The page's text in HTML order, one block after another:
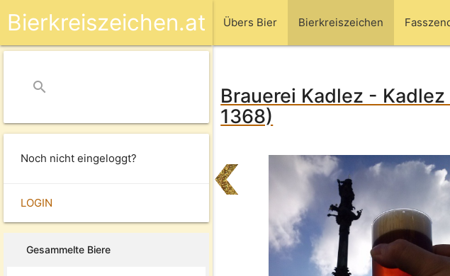
Übers Bier Bierkreiszeichen
Bierkreiszeichen.at
search
Noch nicht eingeloggt?
LOGIN
Gesammelte Biere
Brauerei Kadlez -
1368)